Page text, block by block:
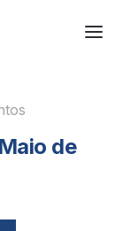
de